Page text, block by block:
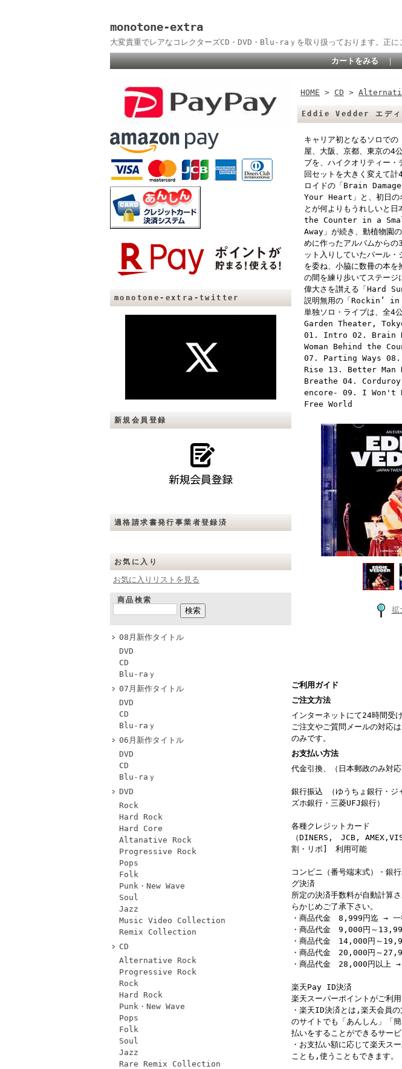
monotone-extra
大変貴重でレアなコレクターズCD・DVD・Blu-raｙを取り扱っております。正に
カートをみる ｜
monotone-extra-twitter
新規会員登録
適格請求書発行事業者登録済
お気に入り
お気に入りリストを見る
商品検索
08月新作タイトル
DVD
CD
Blu-raｙ
07月新作タイトル
DVD
CD
Blu-raｙ
06月新作タイトル
DVD
CD
Blu-raｙ
DVD
Rock
Hard Rock
Hard Core
Altanative Rock
Progressive Rock
Pops
Folk
Punk・New Wave
Soul
Jazz
Music Video Collection
Remix Collection
CD
Alternative Rock
Progressive Rock
Rock
Hard Rock
Punk・New Wave
Pops
Folk
Soul
Jazz
Rare Remix Collection
HOME > CD >
Eddie Vedder エデ
キャリア初となるソロで
屋、大阪、京都、東京の4
ブを、ハイクオリティー
回セットを大きく変えて
ロイドの「Brain
Your Heart」と、初日の
とが何よりもうれしいと
the Counter in a Small
Away」が続き、動植物園
めに作ったアルバムから
ット入りしていたパール
を委ね、小脇に数冊の本
の間を練り歩いてステー
偉大さを讃える「Hard
説明無用の「Rockin’ in
単独ソロ・ライブは、全
Garden Theater,
01. Intro 02. Brain
Woman Behind the
07. Parting Ways
Rise 13. Better
Breathe 04.
encore- 09. I Won't
Free World
拡
ご利用ガイド
ご注文方法
インターネットにて24時間受
ご注文やご質問メールの対応
のみです。
お支払い方法
代金引換、（日本郵政のみ対応
銀行振込 （ゆうちょ銀行・ジ
ズホ銀行・三菱UFJ銀行）
各種クレジットカード
（DINERS, JCB,
割・リボ] 利用可能
コンビニ（番号端末式）・銀
グ決済
所定の決済手数料が自動計算
らかじめご了承下さい。
・商品代金 8,999円迄 → 一
・商品代金 9,000円～
・商品代金 14,000円～
・商品代金 20,000円～
・商品代金 28,000円以上
楽天Pay ID決済
楽天スーパーポイントがご利用
・楽天ID決済とは,楽天会員
のサイトでも「あんしん」「
払いをすることができるサービ
・お支払い額に応じて楽天ス
ことも,使うこともできます。